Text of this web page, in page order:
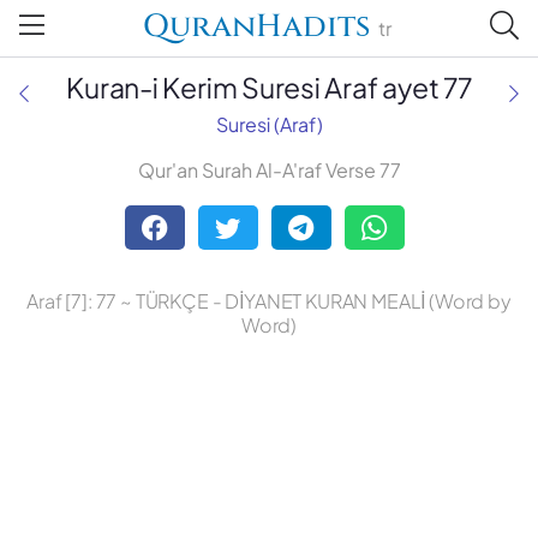
QuranHadits tr
Abdulbaki Gölpınarlı
Adem Uğur
Ali Bulaç
Kuran-i Kerim Suresi Araf ayet 77
Suresi (Araf)
Qur'an Surah Al-A'raf Verse 77
Araf [7]: 77 ~ TÜRKÇE - DİYANET KURAN MEALİ (Word by
Word)